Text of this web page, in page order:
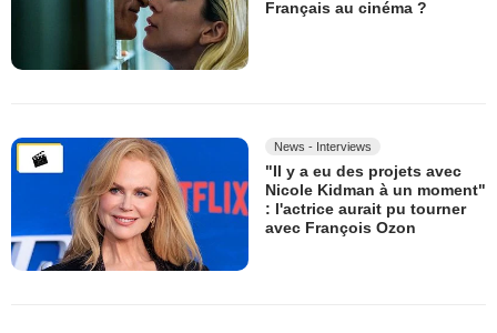
Français au cinéma ?
News - Interviews
"Il y a eu des projets avec
Nicole Kidman à un moment"
: l'actrice aurait pu tourner
avec François Ozon